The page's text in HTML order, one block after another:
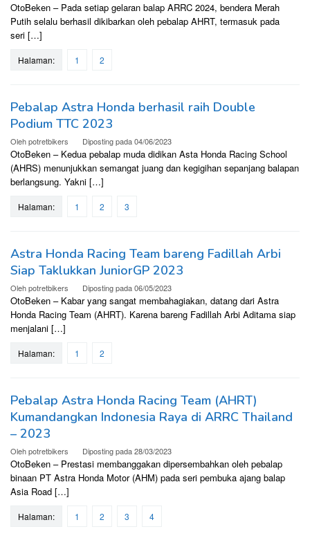
OtoBeken – Pada setiap gelaran balap ARRC 2024, bendera Merah
Putih selalu berhasil dikibarkan oleh pebalap AHRT, termasuk pada
seri […]
Halaman: 1 2
Pebalap Astra Honda berhasil raih Double
Podium TTC 2023
Olehpotretbikers Diposting pada04/06/2023
OtoBeken – Kedua pebalap muda didikan Asta Honda Racing School
(AHRS) menunjukkan semangat juang dan kegigihan sepanjang balapan
berlangsung. Yakni […]
Halaman: 1 2 3
Astra Honda Racing Team bareng Fadillah Arbi
Siap Taklukkan JuniorGP 2023
Olehpotretbikers Diposting pada06/05/2023
OtoBeken – Kabar yang sangat membahagiakan, datang dari Astra
Honda Racing Team (AHRT). Karena bareng Fadillah Arbi Aditama siap
menjalani […]
Halaman: 1 2
Pebalap Astra Honda Racing Team (AHRT)
Kumandangkan Indonesia Raya di ARRC Thailand
– 2023
Olehpotretbikers Diposting pada28/03/2023
OtoBeken – Prestasi membanggakan dipersembahkan oleh pebalap
binaan PT Astra Honda Motor (AHM) pada seri pembuka ajang balap
Asia Road […]
Halaman: 1 2 3 4